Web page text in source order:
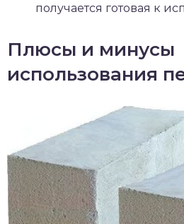
получается готовая к
Плюсы и минусы
использования